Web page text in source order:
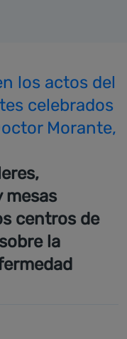
los actos del
celebrados
Morante,
mesas
centros de
la